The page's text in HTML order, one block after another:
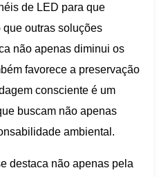
de LED para que
outras soluções
não apenas diminui os
favorece a preservação
consciente é um
buscam não apenas
ambiental.
destaca não apenas pela